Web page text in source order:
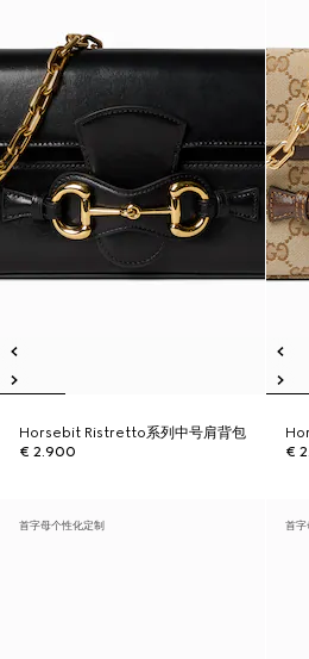
Horsebit Ristretto系列中号肩背包
€ 2.900
€
首字母个性化定制 首字